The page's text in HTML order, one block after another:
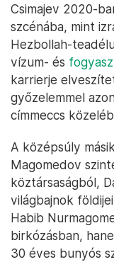
Csimajev 2020-
szcénába, mint
Hezbollah-
vízum- és
karrierje
győzelemmel
címmeccs
A középsúly
Magomedov
köztársaságból,
világbajnok
Habib
birkózásban,
30 éves bunyós